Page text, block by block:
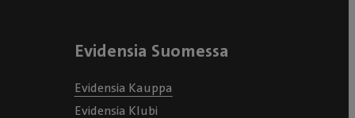
kanssa. En ymmärrä sitä miksi kaikkien
ymmärrän minä, raha ratkaisee, niin
Evidensia Suomessa
Evidensia Kauppa
Evidensia Klubi